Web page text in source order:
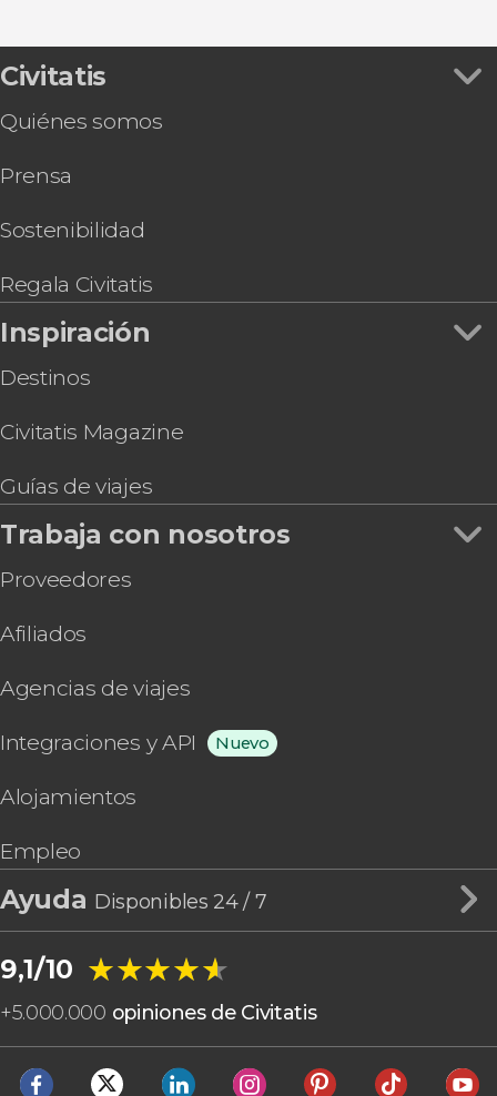
Civitatis
Quiénes somos
Prensa
Sostenibilidad
Regala Civitatis
Inspiración
Destinos
Civitatis Magazine
Guías de viajes
Trabaja con nosotros
Proveedores
Afiliados
Agencias de viajes
Integraciones y API Nuevo
Alojamientos
Empleo
Ayuda Disponibles 24 / 7
9,1/10 ★★★★★
★★★★★
+5.000.000 opiniones de Civitatis